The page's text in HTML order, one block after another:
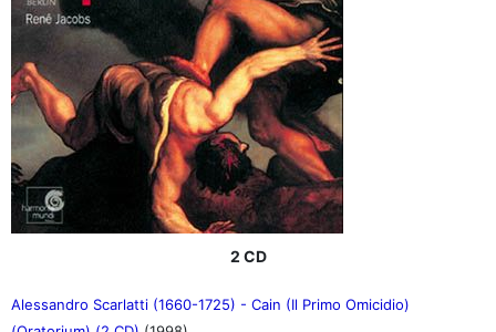
2 CD
Alessandro Scarlatti (1660-1725) - Cain (Il Primo Omicidio)